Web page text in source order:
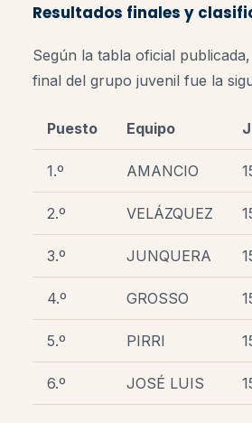
Resultados finales y
Según la tabla oficial
final del grupo juvenil fue la
Puesto Equipo J
1.º AMANCIO
2.º VELÁZQUEZ
3.º JUNQUERA
4.º GROSSO
5.º PIRRI
6.º JOSÉ LUIS